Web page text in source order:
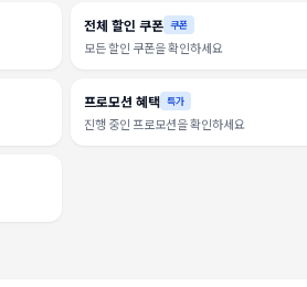
전체 할인 쿠폰 쿠폰
모든 할인 쿠폰을 확인하세요
프로모션 혜택 특가
진행 중인 프로모션을 확인하세요